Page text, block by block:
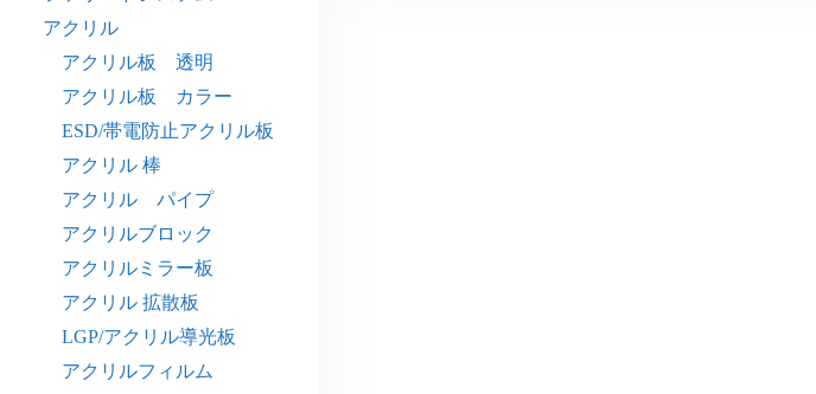
アクリル
アクリル板 透明
アクリル板 カラー
ESD/帯電防止アクリル板
アクリル 棒
アクリル パイプ
アクリルブロック
アクリルミラー板
アクリル 拡散板
LGP/アクリル導光板
アクリルフィルム